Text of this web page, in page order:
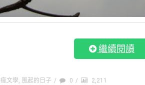
繼續閱讀
瘋文學, 風起的日子 / 0 / 2,211